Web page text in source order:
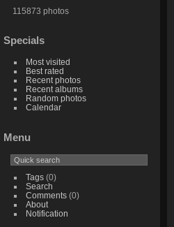
115873 photos
Specials
Most visited
Best rated
Recent photos
Recent albums
Random photos
Calendar
Menu
Tags(0)
Search
Comments(0)
About
Notification